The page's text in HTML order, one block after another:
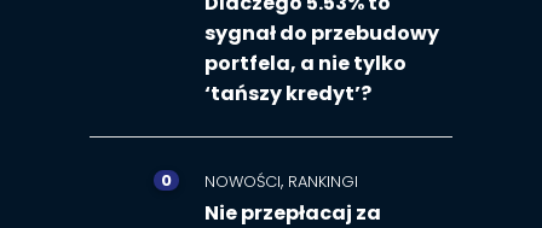
sygnał do przebudowy
portfela, a nie tylko
‘tańszy kredyt’?
0 NOWOŚCI, RANKINGI
Nie przepłacaj za